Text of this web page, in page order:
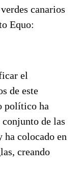
canarios
Equo:
el
de este
político ha
de las
ha colocado en
creando